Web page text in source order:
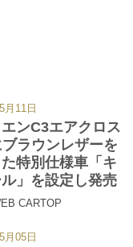
ンC3エアクロス
ラウンレザーを
特別仕様車「キ
」を設定し発売
CARTOP
月11日
月05日